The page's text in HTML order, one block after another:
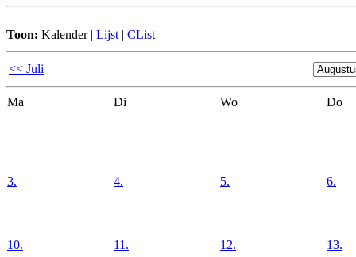
Toon: Kalender| Lijst | CList
<< Juli
Ma Di Wo Do
3. 4. 5. 6.
10. 11. 12. 13.